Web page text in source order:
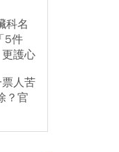
科名
5件
護心
人苦
？官